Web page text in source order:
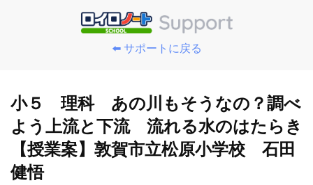
⬅️ サポートに戻る
小５ 理科 あの川もそうなの？調べ
よう上流と下流 流れる水のはたらき
【授業案】敦賀市立松原小学校 石田
健悟